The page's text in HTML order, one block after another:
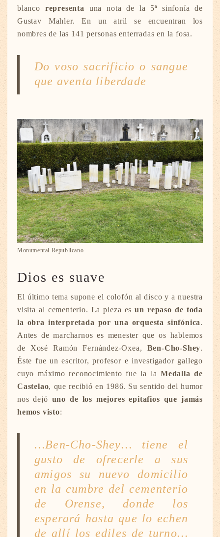
blanco representa una nota de la 5ª sinfonía de
Gustav Mahler. En un atril se encuentran los
nombres de las 141 personas enterradas en la fosa.
Do voso sacrificio o sangue
que aventa liberdade
Monumental Republicano
Dios es suave
El último tema supone el colofón al disco y a nuestra
visita al cementerio. La pieza esun repaso de toda
la obra interpretada por una orquesta sinfónica.
Antes de marcharnos es menester que os hablemos
de Xosé Ramón Fernández-Oxea, Ben-Cho-Shey.
Éste fue un escritor, profesor e investigador gallego
cuyo máximo reconocimiento fue la laMedalla de
Castelao, que recibió en 1986. Su sentido del humor
nos dejó uno de los mejores epitafios que jamás
hemos visto:
…Ben-Cho-Shey… tiene el
gusto de ofrecerle a sus
amigos su nuevo domicilio
en la cumbre del cementerio
de Orense, donde los
esperará hasta que lo echen
de allí los ediles de turno…